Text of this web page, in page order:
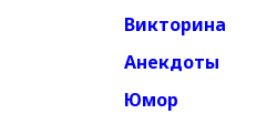
Викторина
Анекдоты
Юмор